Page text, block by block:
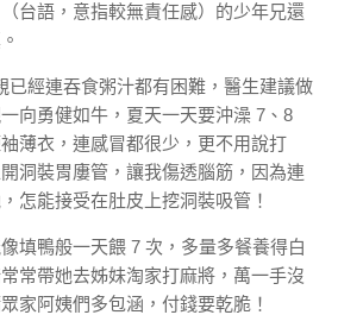
台語，意指較無責任感）的少年兄還
已經連吞食粥汁都有困難，醫生建議做
向勇健如牛，夏天一天要沖澡 7、8
薄衣，連感冒都很少，更不用說打
洞裝胃廔管，讓我傷透腦筋，因為連
怎能接受在肚皮上挖洞裝吸管！
填鴨般一天餵 7 次，多量多餐養得白
常帶她去姊妹淘家打麻將，萬一手沒
家阿姨們多包涵，付錢要乾脆！